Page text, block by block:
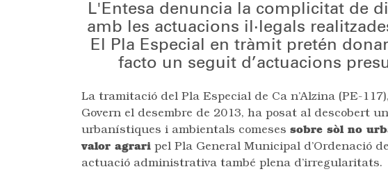
L'Entesa denuncia la complicitat de
amb les actuacions il·legals
El Pla Especial en tràmit pretén
facto un seguit d’actuacions
La tramitació del Pla Especial de Ca n’Alzina (PE-
Govern el desembre de 2013, ha posat al descobert
urbanístiques i ambientals comeses sobre sòl no
valor agrari pel Pla General Municipal d’Ordenació
actuació administrativa també plena d’irregularitats.